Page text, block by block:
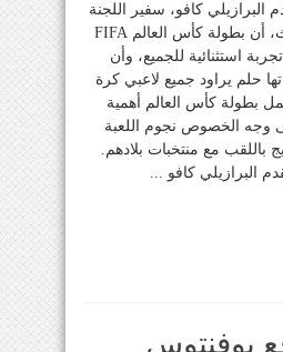
البرازيلي كافو، سفير اللجنة
العليا للمشاريع والإرث، أن بطولة كأس العالم FIFA
تجربة استثنائية للجميع، وأن
حلم يراود جميع لاعبي كرة
بطولة كأس العالم أهمية
وجه الخصوص نجوم اللعبة
باللقب مع منتخبات بلادهم.
البرازيلي كافو ...
يوفنتوس